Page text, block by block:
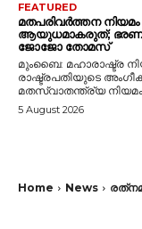
FEATURED
മതപരിവർത്തന
ആയുധമാകരുത്;
ജോജോ തോമസ്
മുംബൈ: മഹാരാഷ്ട്ര
രാഷ്ട്രപതിയുടെ
മതസ്വാതന്ത്ര്യ
5 August 2026